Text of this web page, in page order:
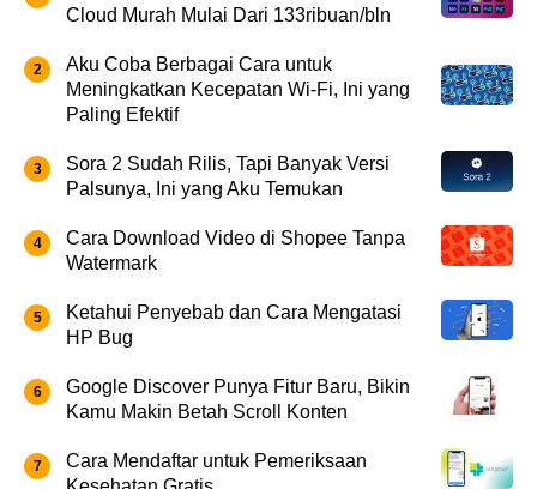
Cloud Murah Mulai Dari 133ribuan/bln
Aku Coba Berbagai Cara untuk
Meningkatkan Kecepatan Wi-Fi, Ini yang
Paling Efektif
Sora 2 Sudah Rilis, Tapi Banyak Versi
Palsunya, Ini yang Aku Temukan
Cara Download Video di Shopee Tanpa
Watermark
Ketahui Penyebab dan Cara Mengatasi
HP Bug
Google Discover Punya Fitur Baru, Bikin
Kamu Makin Betah Scroll Konten
Cara Mendaftar untuk Pemeriksaan